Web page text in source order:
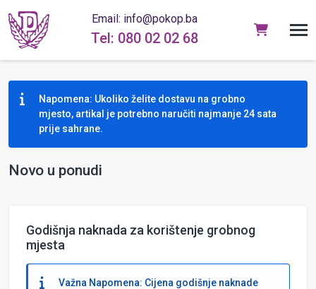
Email: info@pokop.ba
Tel: 080 02 02 68
Napomena: Ukoliko želite dostavu na grobno
mjesto, artikal je potrebno naručiti najmanje 24 sata
prije sahrane.
Novo u ponudi
Godišnja naknada za korištenje grobnog
mjesta
Važna Napomena: Cijena godišnje naknade